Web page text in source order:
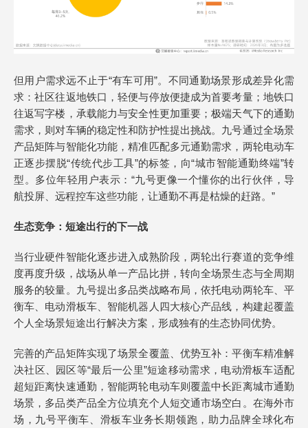
但用户需求远不止于“有车可用”。不同通勤场景形成差异化需
求：社区往返地铁口，轻便与停放便捷成为首要考量；地铁口
往返写字楼，承载能力与安全性更加重要；极端天气下的通勤
需求，则对车辆的稳定性和防护性提出挑战。九号通过全场景
产品矩阵与智能化功能，精准匹配多元通勤需求，两轮电动车
正逐步摆脱“传统代步工具”的标签，向“城市智能通勤终端”转
型。多位年轻用户表示：“九号更像一个懂你的出行伙伴，导
航投屏、远程控车这些功能，让通勤不再是枯燥的赶路。”
生态竞争：短途出行的下一战
当行业硬件智能化逐步进入成熟阶段，两轮出行赛道的竞争维
度再度升级，战场从单一产品比拼，转向全场景生态与全周期
服务的较量。九号提出多品类战略布局，依托电动两轮车、平
衡车、电动滑板车、智能机器人四大核心产品线，构建起覆盖
个人全场景短途出行解决方案，形成独有的生态协同优势。
完善的产品矩阵实现了场景全覆盖、优势互补：平衡车精准解
决社区、园区等“最后一公里”短途移动需求，电动滑板车适配
超短距离快速通勤，智能两轮电动车则覆盖中长距离城市通勤
场景，多品类产品全方位填充个人短交通市场空白。在海外市
场，九号平衡车、滑板车业务长期领跑，助力品牌全球化布